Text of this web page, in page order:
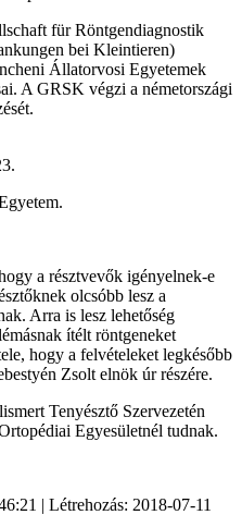
für Röntgendiagnostik
bei Kleintieren)
Állatorvosi Egyetemek
A GRSK végzi a németországi
a résztvevők igényelnek-e
olcsóbb lesz a
Arra is lesz lehetőség
ítélt röntgeneket
hogy a felvételeket legkésőbb
Zsolt elnök úr részére.
Tenyésztő Szervezetén
Egyesületnél tudnak.
| Létrehozás: 2018-07-11